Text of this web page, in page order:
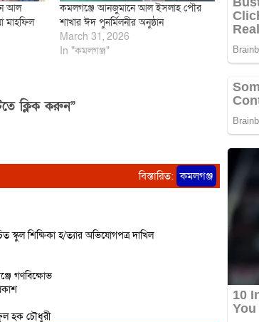
আল
মাহফিল
কমলগঞ্জে আনজুমানে আল ইসলাহ পৌর
শাখার ঈদ পুনর্মিলনীর অনুষ্ঠান
March 31, 2026
In "কমলগঞ্জ"
ক্লিক করুন”
বিস্তারিত: কমলগঞ্জ
শিক্ষিকা হ/ত্যার অভিযোগপত্র দাখিল
গণবিক্ষোভ
হক চৌধুরী